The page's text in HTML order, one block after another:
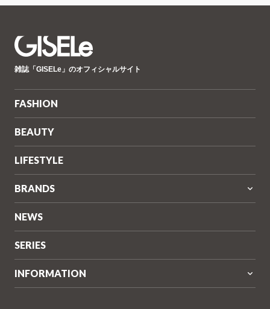
ゼ
雑誌「GISELe」のオフィシャルサイト
FASHION
BEAUTY
LIFESTYLE
BRANDS
NEWS
SERIES
INFORMATION